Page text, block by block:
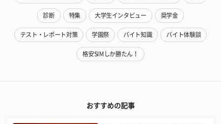
診断 特集 大学生インタビュー 奨学金
テスト・レポート対策 学園祭 バイト知識 バイト体験談
格安SIMしか勝たん！
おすすめの記事